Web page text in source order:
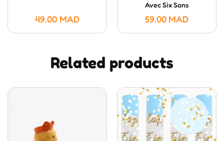
49.00 MAD
Avec Six Sons
59.00 MAD
Related products